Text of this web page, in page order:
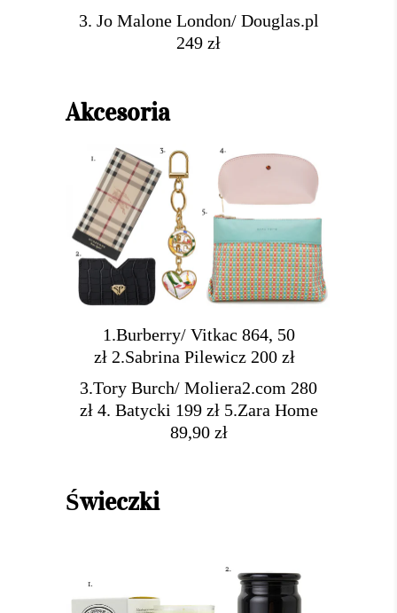
3. Jo Malone London/ Douglas.pl
249 zł
Akcesoria
1.Burberry/ Vitkac 864, 50
zł 2.Sabrina Pilewicz 200 zł
3.Tory Burch/ Moliera2.com 280
zł 4. Batycki 199 zł 5.Zara Home
89,90 zł
Świeczki